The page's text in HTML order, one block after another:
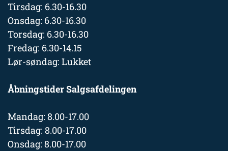
Tirsdag: 6.30-16.30
Onsdag: 6.30-16.30
Torsdag: 6.30-16.30
Fredag: 6.30-14.15
Lør-søndag: Lukket
Åbningstider Salgsafdelingen
Mandag: 8.00-17.00
Tirsdag: 8.00-17.00
Onsdag: 8.00-17.00